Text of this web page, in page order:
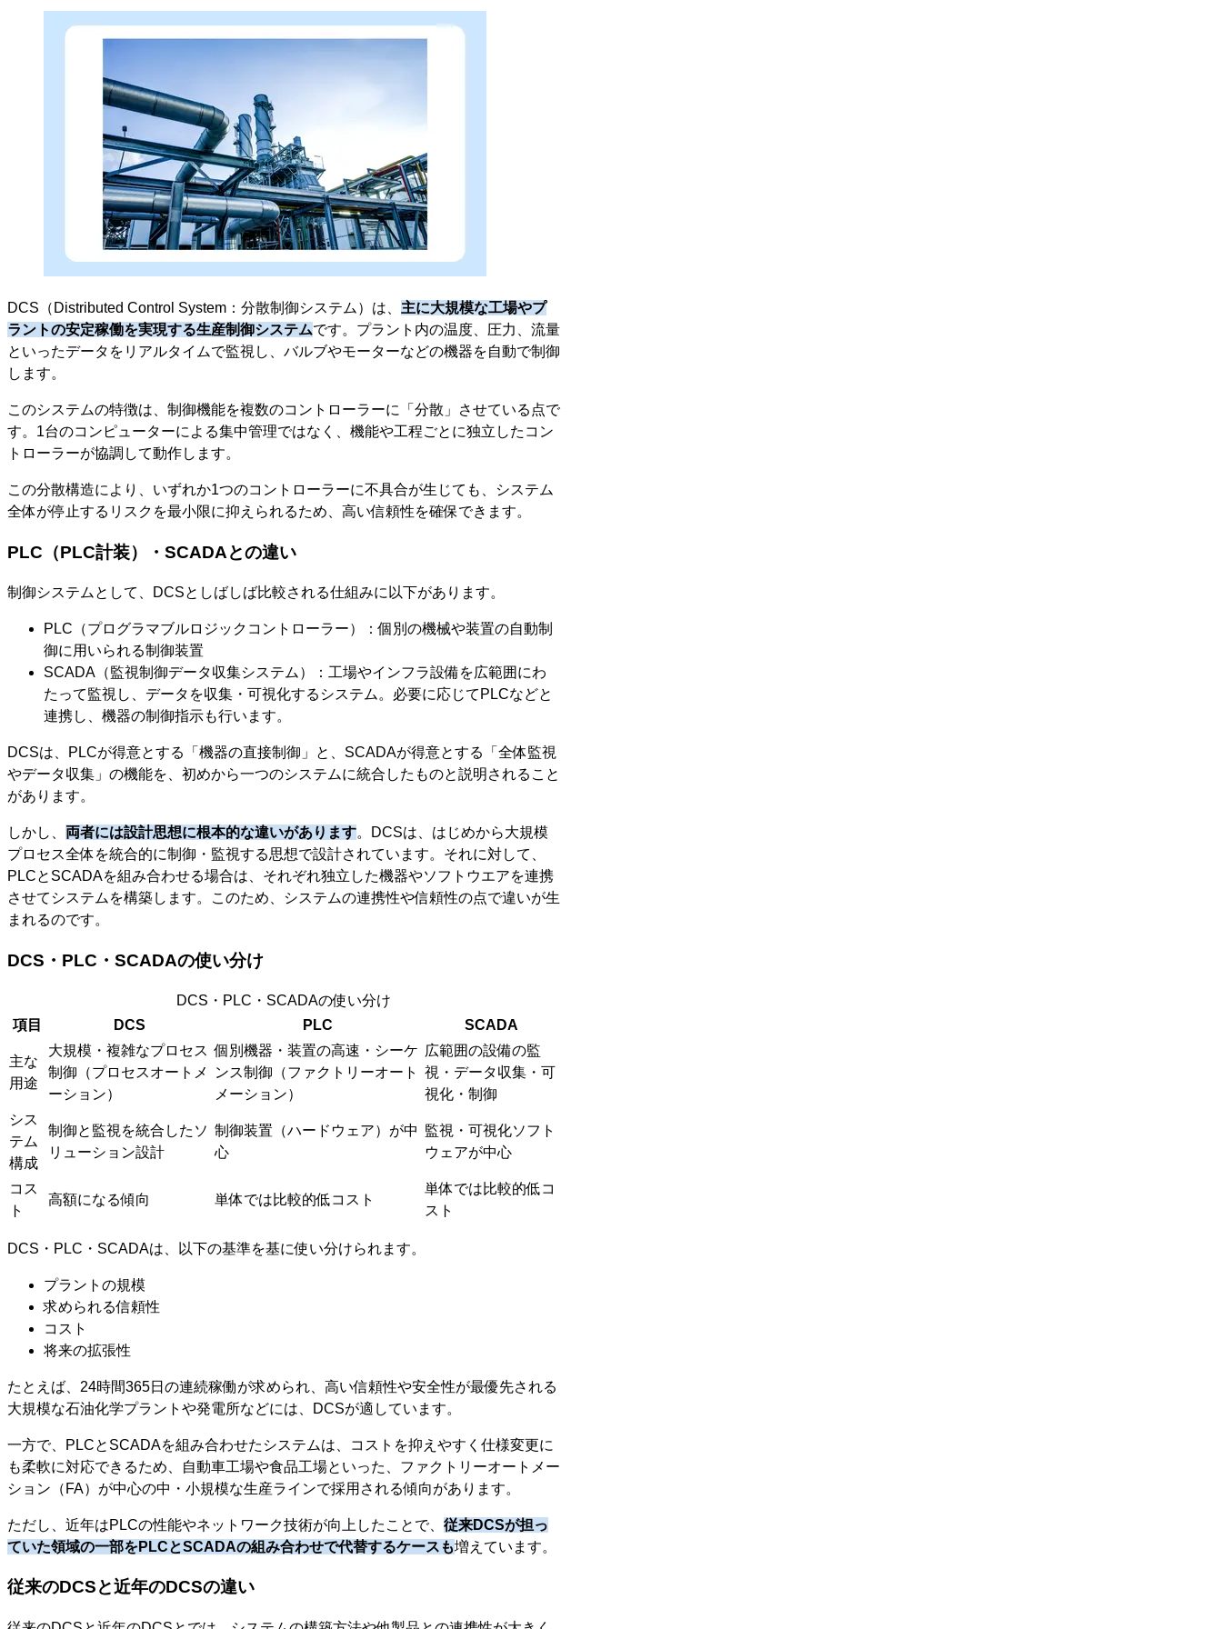
DCS（Distributed Control System：分散制御システム）は、 主に大規模な工場やプ
ラントの安定稼働を実現する生産制御システムです。プラント内の温度、圧力、流量
といったデータをリアルタイムで監視し、バルブやモーターなどの機器を自動で制御
します。
このシステムの特徴は、制御機能を複数のコントローラーに「分散」させている点で
す。1台のコンピューターによる集中管理ではなく、機能や工程ごとに独立したコン
トローラーが協調して動作します。
この分散構造により、いずれか1つのコントローラーに不具合が生じても、システム
全体が停止するリスクを最小限に抑えられるため、高い信頼性を確保できます。
PLC（PLC計装）・SCADAとの違い
制御システムとして、DCSとしばしば比較される仕組みに以下があります。
PLC（プログラマブルロジックコントローラー）：個別の機械や装置の自動制
御に用いられる制御装置
SCADA（監視制御データ収集システム）：工場やインフラ設備を広範囲にわ
たって監視し、データを収集・可視化するシステム。必要に応じてPLCなどと
連携し、機器の制御指示も行います。
DCSは、PLCが得意とする「機器の直接制御」と、SCADAが得意とする「全体監視
やデータ収集」の機能を、初めから一つのシステムに統合したものと説明されること
があります。
しかし、 両者には設計思想に根本的な違いがあります。DCSは、はじめから大規模
プロセス全体を統合的に制御・監視する思想で設計されています。それに対して、
PLCとSCADAを組み合わせる場合は、それぞれ独立した機器やソフトウエアを連携
させてシステムを構築します。このため、システムの連携性や信頼性の点で違いが生
まれるのです。
DCS・PLC・SCADAの使い分け
DCS・PLC・SCADAの使い分け
項目
DCS PLC SCADA
主な
用途
大規模・複雑なプロセス
制御（プロセスオートメ
ーション）
個別機器・装置の高速・シーケ
ンス制御（ファクトリーオート
メーション）
広範囲の設備の監
視・データ収集・可
視化・制御
シス
テム
構成
制御と監視を統合したソ
リューション設計
制御装置（ハードウェア）が中
心
監視・可視化ソフト
ウェアが中心
コス
ト
高額になる傾向 単体では比較的低コスト
単体では比較的低コ
スト
DCS・PLC・SCADAは、以下の基準を基に使い分けられます。
プラントの規模
求められる信頼性
コスト
将来の拡張性
たとえば、24時間365日の連続稼働が求められ、高い信頼性や安全性が最優先される
大規模な石油化学プラントや発電所などには、DCSが適しています。
一方で、PLCとSCADAを組み合わせたシステムは、コストを抑えやすく仕様変更に
も柔軟に対応できるため、自動車工場や食品工場といった、ファクトリーオートメー
ション（FA）が中心の中・小規模な生産ラインで採用される傾向があります。
ただし、近年はPLCの性能やネットワーク技術が向上したことで、 従来DCSが担っ
ていた領域の一部をPLCとSCADAの組み合わせで代替するケースも増えています。
従来のDCSと近年のDCSの違い